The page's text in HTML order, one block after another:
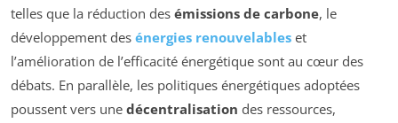
telles que la réduction des émissions de carbone, le
développement des énergies renouvelables et
l’amélioration de l’efficacité énergétique sont au cœur des
débats. En parallèle, les politiques énergétiques adoptées
poussent vers une décentralisation des ressources,